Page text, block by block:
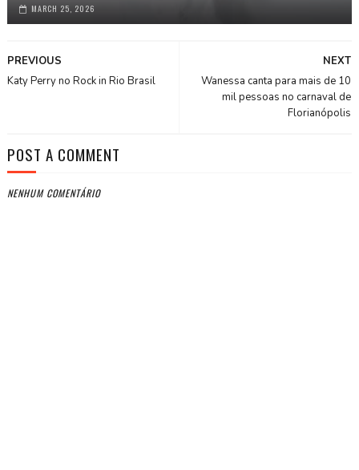
MARCH 25, 2026
NEXT
Wanessa canta para mais de 10
mil pessoas no carnaval de
Florianópolis
PREVIOUS
Katy Perry no Rock in Rio Brasil
POST A COMMENT
NENHUM COMENTÁRIO